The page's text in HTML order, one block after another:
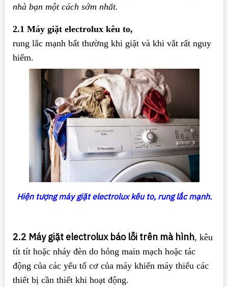
nhà bạn một cách sớm nhất.
2.1 Máy giặt electrolux kêu to,
rung lắc mạnh bất thường khi giặt và khi vắt rất nguy
hiểm.
Hiện tượng máy giặt electrolux kêu to, rung lắc mạnh.
2.2 Máy giặt electrolux báo lỗi trên mà hình, kêu
tít tít hoặc nháy đèn do hỏng main mạch hoặc tác
động của các yếu tố cơ của máy khiến máy thiếu các
thiết bị cần thiết khi hoạt động.